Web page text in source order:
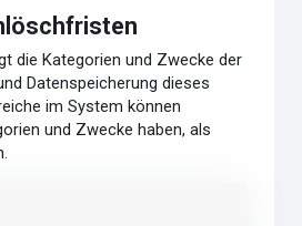
die Kategorien und Zwecke der
Datenspeicherung dieses
im System können
und Zwecke haben, als